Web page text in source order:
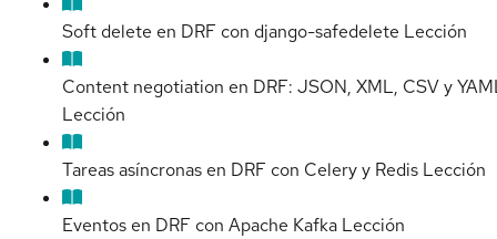
Soft delete en DRF con django-safedelete Lección
Content negotiation en DRF: JSON, XML, CSV y
Lección
Tareas asíncronas en DRF con Celery y Redis Lección
Eventos en DRF con Apache Kafka Lección